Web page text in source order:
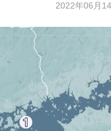
2022年06月